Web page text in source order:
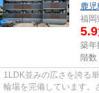
鹿児
福岡
5.9
築年
階数
1LDK並みの広さを誇る
輪場を完備しています。